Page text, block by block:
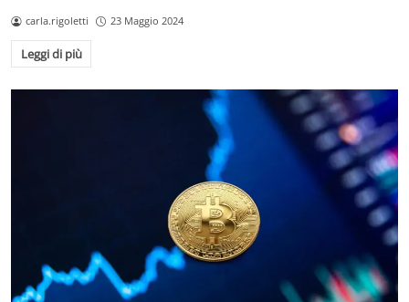
carla.rigoletti 23 Maggio 2024
Leggi di più